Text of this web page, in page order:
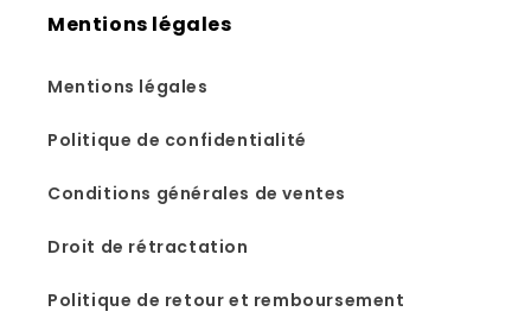
Mentions légales
Mentions légales
Politique de confidentialité
Conditions générales de ventes
Droit de rétractation
Politique de retour et remboursement